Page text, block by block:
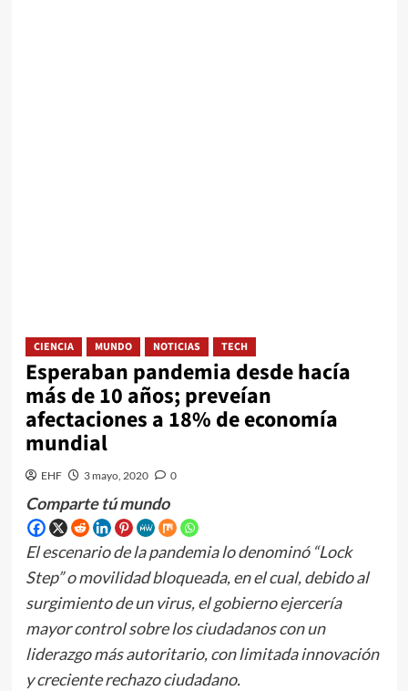
CIENCIA MUNDO NOTICIAS TECH
Esperaban pandemia desde hacía
más de 10 años; preveían
afectaciones a 18% de economía
mundial
EHF 3 mayo, 2020 0
Comparte tú mundo
El escenario de la pandemia lo denominó “Lock
Step” o movilidad bloqueada, en el cual, debido al
surgimiento de un virus, el gobierno ejercería
mayor control sobre los ciudadanos con un
liderazgo más autoritario, con limitada innovación
y creciente rechazo ciudadano.